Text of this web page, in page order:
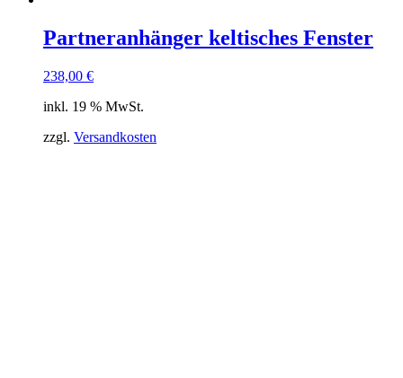
Partneranhänger keltisches Fenster
238,00 €
inkl. 19 % MwSt.
zzgl. Versandkosten